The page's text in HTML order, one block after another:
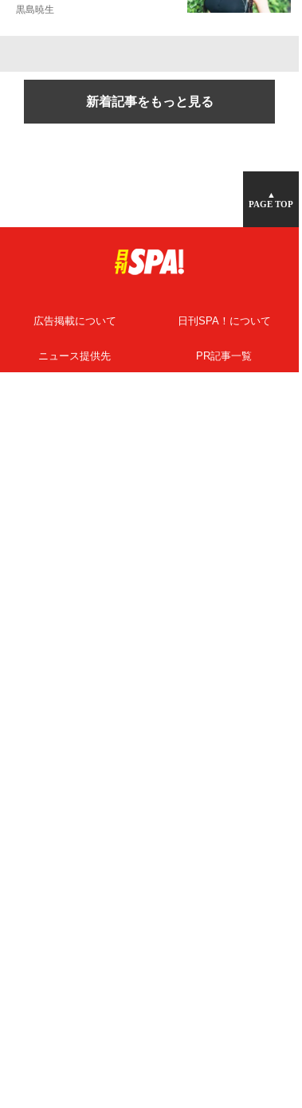
黒島暁生
新着記事をもっと見る
▲
PAGE TOP
広告掲載について 日刊SPA！について
ニュース提供先 PR記事一覧